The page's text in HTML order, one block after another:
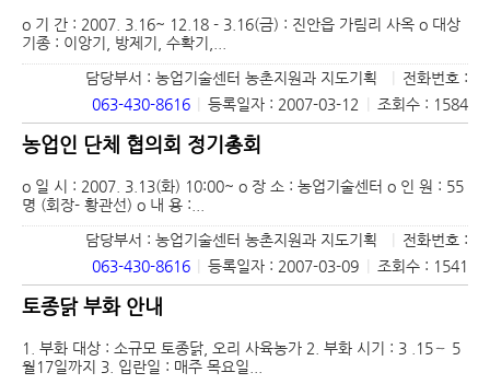
o 기 간 : 2007. 3.16~ 12.18 - 3.16(금) : 진안읍 가림리 사옥 o 대상
기종 : 이앙기, 방제기, 수확기,...
담당부서 : 농업기술센터 농촌지원과 지도기획
전화번호 :
063-430-8616
등록일자 : 2007-03-12 조회수 : 1584
농업인 단체 협의회 정기총회
o 일 시 : 2007. 3.13(화) 10:00~ o 장 소 : 농업기술센터 o 인 원 : 55
명 (회장- 황관선) o 내 용 :...
담당부서 : 농업기술센터 농촌지원과 지도기획
전화번호 :
063-430-8616
등록일자 : 2007-03-09 조회수 : 1541
토종닭 부화 안내
1. 부화 대상 : 소규모 토종닭, 오리 사육농가 2. 부화 시기 : 3 .15～ 5
월17일까지 3. 입란일 : 매주 목요일...